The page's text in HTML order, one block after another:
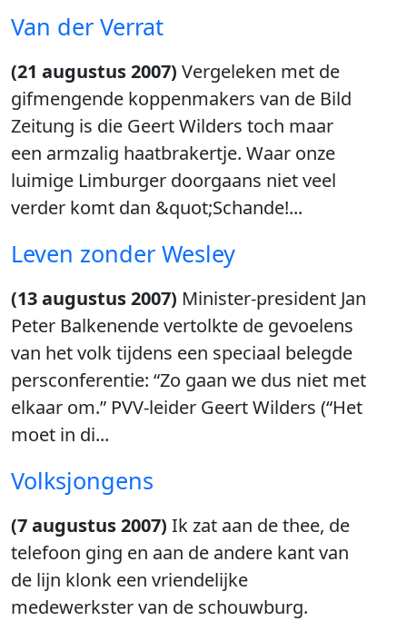
Van der Verrat
(21 augustus 2007) Vergeleken met de
gifmengende koppenmakers van de Bild
Zeitung is die Geert Wilders toch maar
een armzalig haatbrakertje. Waar onze
luimige Limburger doorgaans niet veel
verder komt dan &quot;Schande!...
Leven zonder Wesley
(13 augustus 2007) Minister-president Jan
Peter Balkenende vertolkte de gevoelens
van het volk tijdens een speciaal belegde
persconferentie: “Zo gaan we dus niet met
elkaar om.” PVV-leider Geert Wilders (“Het
moet in di...
Volksjongens
(7 augustus 2007) Ik zat aan de thee, de
telefoon ging en aan de andere kant van
de lijn klonk een vriendelijke
medewerkster van de schouwburg.